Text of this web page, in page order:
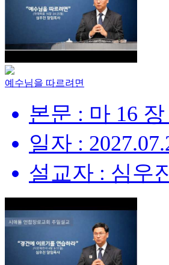
예수님을 따르려면
본문 : 마 16 장
일자 :
설교자 : 심우